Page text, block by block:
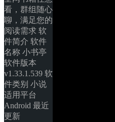
看，群组随心
聊，满足您的
阅读需求 软
件简介 软件
名称 小书亭
软件版本
v1.33.1.539 软
件类别 小说
适用平台
Android 最近
更新